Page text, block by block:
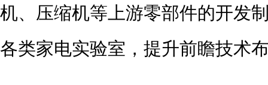
机、压缩机等上游零部件的开发
各类家电实验室，提升前瞻技术